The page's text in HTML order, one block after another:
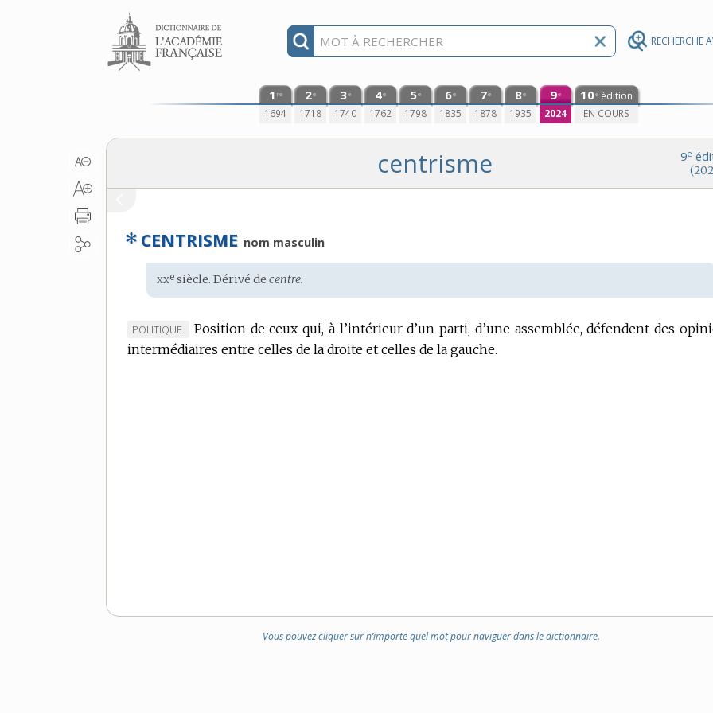
RECHERCHE
Aller au contenu
1 re
1694
2e
1718
3e
1740
4e
1762
5e
1798
6e
1835
7e
1878
8e
1935
9e
2024
10e édition
EN COURS
9e
centrisme
✻ CENTRISME nom masculin
Étymologie
:
xxe siècle. Dérivé decentre.
MARQUE
DE
POLITIQUE.
Position de ceux qui, à l’intérieur d’un parti, d’une assemblée, défendent des
intermédiaires entre celles de la droite et celles de la gauche.
Vous pouvez cliquer sur n’importe quel mot pour naviguer dans le dictionnaire.